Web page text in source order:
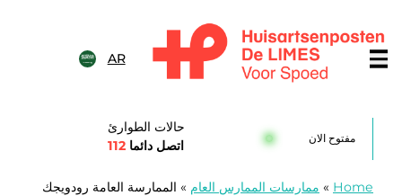
AR
مفتوح الان
حالات الطوارئ
اتصل دائما 112
Home
» ممارسات الممارس العام » الممارسة العامة رودويجك